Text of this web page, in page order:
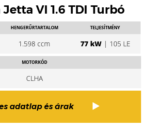
VI 1.6 TDI Turbó
HENGERŰRTARTALOM
1.598 ccm
TELJESÍTMÉNY
77 kW| 105 LE
MOTORKÓD
CLHA
adatlap és árak